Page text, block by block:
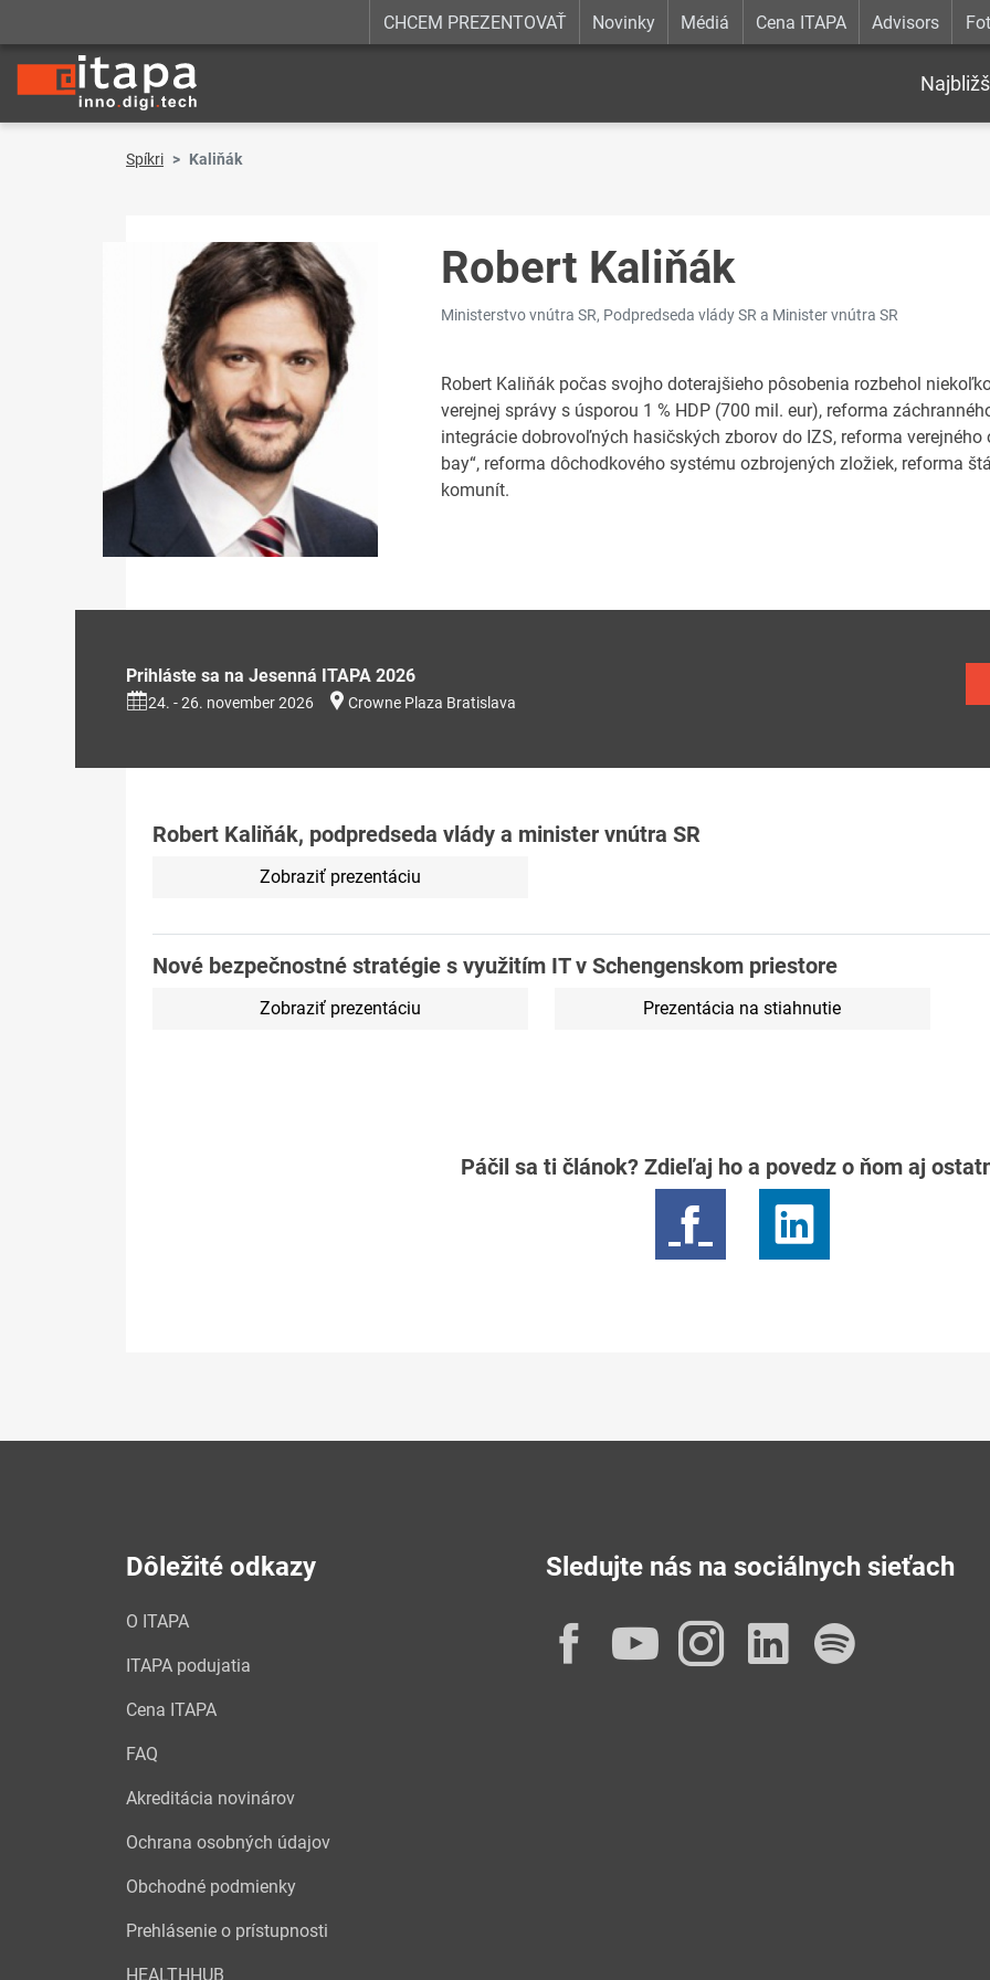
CHCEM PREZENTOVAŤ Novinky Médiá Cena ITAPA Advisors
Spíkri Kaliňák
Robert Kaliňák
Ministerstvo vnútra SR, Podpredseda vlády SR a Minister vnútra SR
Robert Kaliňák počas svojho doterajšieho pôsobenia rozbehol
verejnej správy s úsporou 1 % HDP (700 mil. eur), reforma
integrácie dobrovoľných hasičských zborov do IZS, reforma
bay“, reforma dôchodkového systému ozbrojených zložiek, reforma
komunít.
Prihláste sa na Jesenná ITAPA 2026
24. - 26. november 2026 Crowne Plaza Bratislava
Robert Kaliňák, podpredseda vlády a minister vnútra SR
Zobraziť prezentáciu
Nové bezpečnostné stratégie s využitím IT v Schengenskom priestore
Zobraziť prezentáciu Prezentácia na stiahnutie
Páčil sa ti článok? Zdieľaj ho a povedz o ňom aj
Dôležité odkazy
O ITAPA
ITAPA podujatia
Cena ITAPA
FAQ
Akreditácia novinárov
Ochrana osobných údajov
Obchodné podmienky
Prehlásenie o prístupnosti
HEALTHHUB
Sledujte nás na sociálnych sieťach
Facebook
YouTube
Instagram
LinkedIn